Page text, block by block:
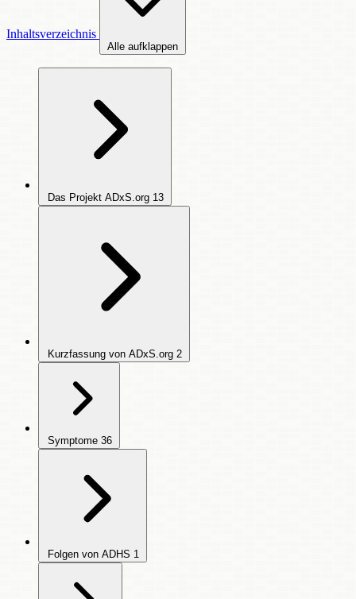
Inhaltsverzeichnis
Alle aufklappen
Das Projekt ADxS.org 13
Kurzfassung von ADxS.org 2
Symptome 36
Folgen von ADHS 1